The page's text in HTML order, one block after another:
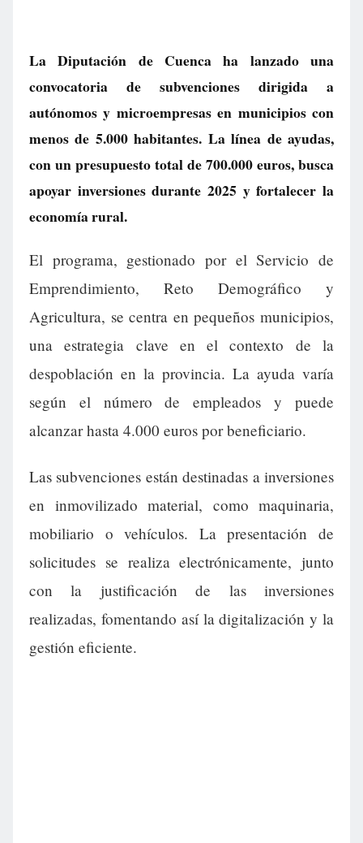
La Diputación de Cuenca ha lanzado una
convocatoria de subvenciones dirigida a
autónomos y microempresas en municipios con
menos de 5.000 habitantes. La línea de ayudas,
con un presupuesto total de 700.000 euros, busca
apoyar inversiones durante 2025 y fortalecer la
economía rural.
El programa, gestionado por el Servicio de
Emprendimiento, Reto Demográfico y
Agricultura, se centra en pequeños municipios,
una estrategia clave en el contexto de la
despoblación en la provincia. La ayuda varía
según el número de empleados y puede
alcanzar hasta 4.000 euros por beneficiario.
Las subvenciones están destinadas a inversiones
en inmovilizado material, como maquinaria,
mobiliario o vehículos. La presentación de
solicitudes se realiza electrónicamente, junto
con la justificación de las inversiones
realizadas, fomentando así la digitalización y la
gestión eficiente.